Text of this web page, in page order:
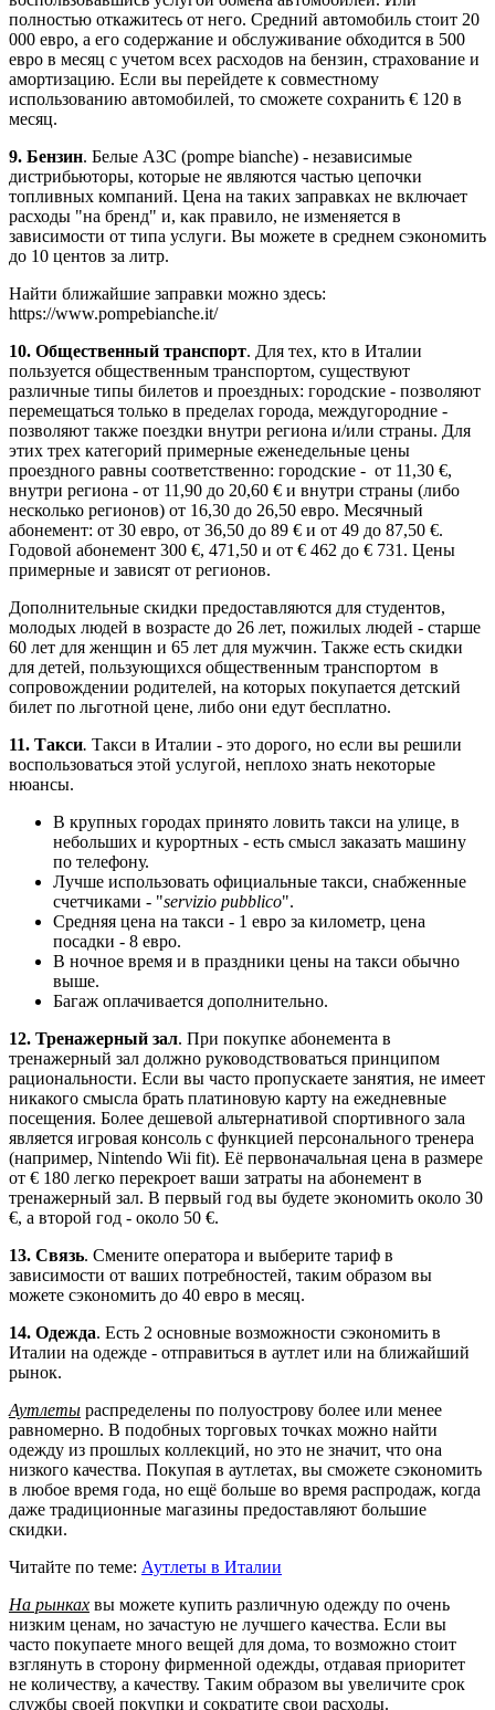
полностью откажитесь от него. Средний автомобиль стоит 20
000 евро, а его содержание и обслуживание обходится в 500
евро в месяц с учетом всех расходов на бензин, страхование и
амортизацию. Если вы перейдете к совместному
использованию автомобилей, то сможете сохранить € 120 в
месяц.
9. Бензин. Белые АЗС (pompe bianche) - независимые
дистрибьюторы, которые не являются частью цепочки
топливных компаний. Цена на таких заправках не включает
расходы "на бренд" и, как правило, не изменяется в
зависимости от типа услуги. Вы можете в среднем сэкономить
до 10 центов за литр.
Найти ближайшие заправки можно здесь:
https://www.pompebianche.it/
10. Общественный транспорт. Для тех, кто в Италии
пользуется общественным транспортом, существуют
различные типы билетов и проездных: городские - позволяют
перемещаться только в пределах города, междугородние -
позволяют также поездки внутри региона и/или страны. Для
этих трех категорий примерные еженедельные цены
проездного равны соответственно: городские - от 11,30 €,
внутри региона - от 11,90 до 20,60 € и внутри страны (либо
несколько регионов) от 16,30 до 26,50 евро. Месячный
абонемент: от 30 евро, от 36,50 до 89 € и от 49 до 87,50 €.
Годовой абонемент 300 €, 471,50 и от € 462 до € 731. Цены
примерные и зависят от регионов.
Дополнительные скидки предоставляются для студентов,
молодых людей в возрасте до 26 лет, пожилых людей - старше
60 лет для женщин и 65 лет для мужчин. Также есть скидки
для детей, пользующихся общественным транспортом в
сопровождении родителей, на которых покупается детский
билет по льготной цене, либо они едут бесплатно.
11. Такси. Такси в Италии - это дорого, но если вы решили
воспользоваться этой услугой, неплохо знать некоторые
нюансы.
В крупных городах принято ловить такси на улице, в
небольших и курортных - есть смысл заказать машину
по телефону.
Лучше использовать официальные такси, снабженные
счетчиками - "servizio pubblico".
Средняя цена на такси - 1 евро за километр, цена
посадки - 8 евро.
В ночное время и в праздники цены на такси обычно
выше.
Багаж оплачивается дополнительно.
12. Тренажерный зал. При покупке абонемента в
тренажерный зал должно руководствоваться принципом
рациональности. Если вы часто пропускаете занятия, не имеет
никакого смысла брать платиновую карту на ежедневные
посещения. Более дешевой альтернативой спортивного зала
является игровая консоль с функцией персонального тренера
(например, Nintendo Wii fit). Её первоначальная цена в размере
от € 180 легко перекроет ваши затраты на абонемент в
тренажерный зал. В первый год вы будете экономить около 30
€, а второй год - около 50 €.
13. Связь. Смените оператора и выберите тариф в
зависимости от ваших потребностей, таким образом вы
можете сэкономить до 40 евро в месяц.
14. Одежда. Есть 2 основные возможности сэкономить в
Италии на одежде - отправиться в аутлет или на ближайший
рынок.
Аутлеты распределены по полуострову более или менее
равномерно. В подобных торговых точках можно найти
одежду из прошлых коллекций, но это не значит, что она
низкого качества. Покупая в аутлетах, вы сможете сэкономить
в любое время года, но ещё больше во время распродаж, когда
даже традиционные магазины предоставляют большие
скидки.
Читайте по теме: Аутлеты в Италии
На рынках вы можете купить различную одежду по очень
низким ценам, но зачастую не лучшего качества. Если вы
часто покупаете много вещей для дома, то возможно стоит
взглянуть в сторону фирменной одежды, отдавая приоритет
не количеству, а качеству. Таким образом вы увеличите срок
службы своей покупки и сократите свои расходы.